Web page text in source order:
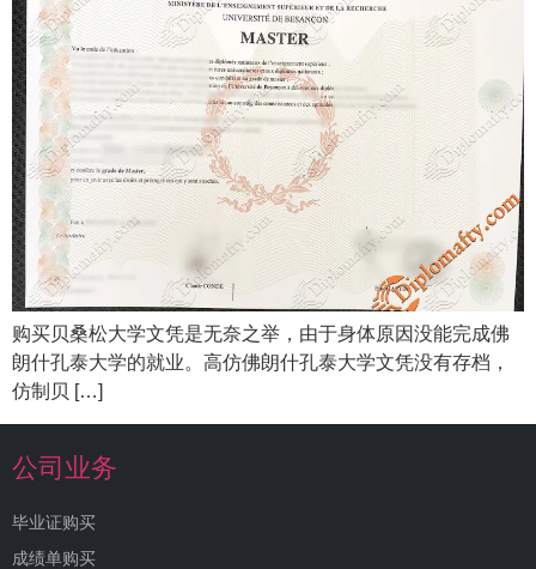
购买贝桑松大学文凭是无奈之举，由于身体原因没能完成佛
朗什孔泰大学的就业。高仿佛朗什孔泰大学文凭没有存档，
仿制贝 […]
公司业务
毕业证购买
成绩单购买